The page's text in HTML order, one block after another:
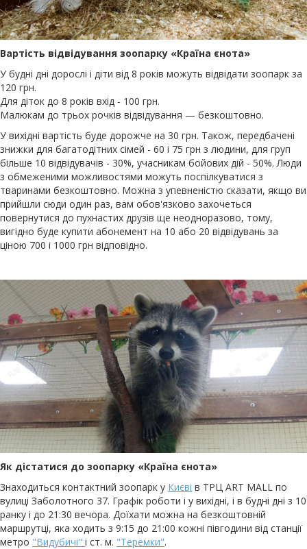
Вартість відвідування зоопарку «Країна єнота»
У будні дні дорослі і діти від 8 років можуть відвідати зоопарк за
120 грн.
Для діток до 8 років вхід - 100 грн.
Малюкам до трьох рочків відвідування — безкоштовно.
У вихідні вартість буде дорожче на 30 грн. Також, передбачені
знижки для багатодітних сімей - 60 і 75 грн з людини, для груп
більше 10 відвідувачів - 30%, учасникам бойових дій - 50%. Люди
з обмеженими можливостями можуть поспілкуватися з
тваринами безкоштовно. Можна з упевненістю сказати, якщо ви
прийшли сюди один раз, вам обов'язково захочеться
повернутися до пухнастих друзів ще неодноразово, тому,
вигідно буде купити абонемент на 10 або 20 відвідувань за
ціною 700 і 1000 грн відповідно.
Як дістатися до зоопарку «Країна єнота»
Знаходиться контактний зоопарк у Києві в ТРЦ ART MALL по
вулиці Заболотного 37. Графік роботи і у вихідні, і в будні дні з 10
ранку і до 21:30 вечора. Доїхати можна на безкоштовній
маршрутці, яка ходить з 9:15 до 21:00 кожні півгодини від станції
метро "Видубичі" і ст. м. "Теремки".